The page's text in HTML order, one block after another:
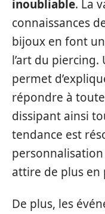
inoubliable. La
connaissances
bijoux en font
l’art du
permet
répondre à
dissipant ainsi
tendance est
personnalisation
attire de plus en
De plus, les